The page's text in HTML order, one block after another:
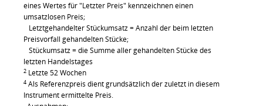
eines Wertes für "Letzter Preis" kennzeichnen einen
umsatzlosen Preis;
Letztgehandelter Stückumsatz = Anzahl der beim letzten
Preisvorfall gehandelten Stücke;
Stückumsatz = die Summe aller gehandelten Stücke des
letzten Handelstages
2 Letzte 52 Wochen
4 Als Referenzpreis dient grundsätzlich der zuletzt in diesem
Instrument ermittelte Preis.